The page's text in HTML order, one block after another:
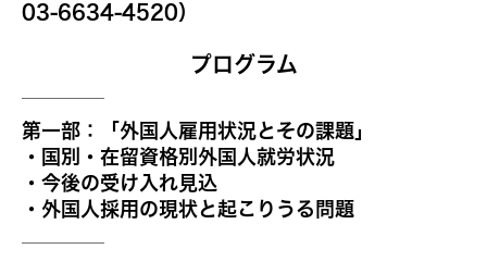
03-6634-4520）
プログラム
第一部：「外国人雇用状況とその課題」
・国別・在留資格別外国人就労状況
・今後の受け入れ見込
・外国人採用の現状と起こりうる問題